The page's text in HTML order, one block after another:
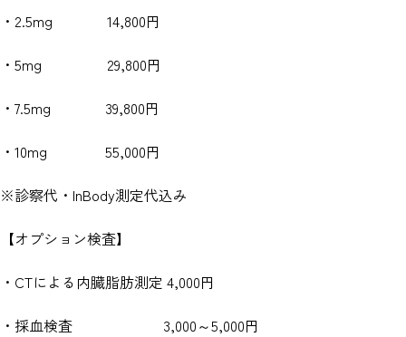
・2.5mg 14,800円
・5mg 29,800円
・7.5mg 39,800円
・10mg 55,000円
※診察代・InBody測定代込み
【オプション検査】
・CTによる内臓脂肪測定 4,000円
・採血検査 3,000～5,000円